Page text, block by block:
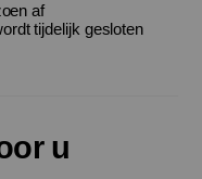
af
tijdelijk gesloten
u